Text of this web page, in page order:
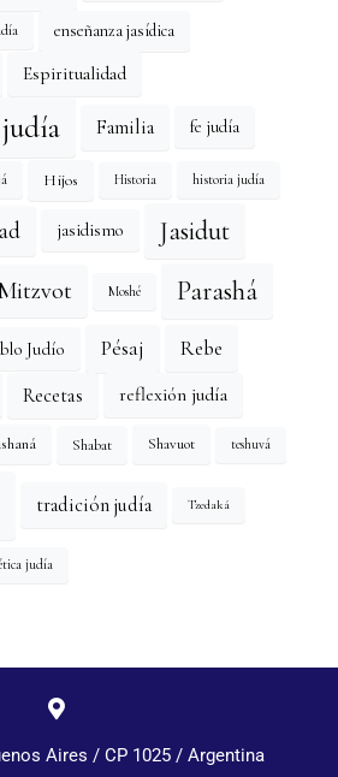
enseñanza jasídica
Espiritualidad
Familia fe judía
Hijos Historia historia judía
jasidismo Jasidut
Moshé Parashá
Judío Pésaj Rebe
Recetas reflexión judía
Shabat Shavuot teshuvá
tradición judía Tzedaká
judía
Aires / CP 1025 / Argentina